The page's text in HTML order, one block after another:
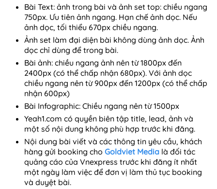
Bài Text: ảnh trong bài và ảnh set top: chiều ngang
750px. Ưu tiên ảnh ngang. Hạn chế ảnh dọc. Nếu
ảnh dọc, tối thiểu 670px chiều ngang.
Ảnh set làm đại diện bài không dùng ảnh dọc. Ảnh
dọc chỉ dùng để trong bài.
Bài ảnh: chiều ngang ảnh nên từ 1800px đến
2400px (có thể chấp nhận 680px). Với ảnh dọc
chiều ngang nên từ 900px đến 1200px (có thể chấp
nhận 600px)
Bài Infographic: Chiều ngang nên từ 1500px
Yeah1.com có quyền biên tập title, lead, ảnh và
một số nội dung không phù hợp trước khi đăng.
Nội dung bài viết và các thông tin yêu cầu, ​khách
hàng gửi booking cho Goldviet Media là đối tác
quảng cáo của Vnexpress trước khi đăng ít nhất
một ngày làm việc để đơn vị làm thủ tục booking
và duyệt bài.